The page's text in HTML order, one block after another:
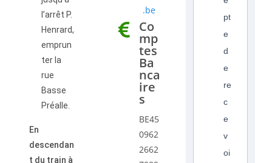
l’arrêt P.
Henrard,
emprun
ter la
rue
Basse
Préalle.
En
descendan
t du train à
.be
Co
mp
tes
Ba
nca
ire
s
BE45
0962
2662
pt
e
d
e
re
c
e
v
oi